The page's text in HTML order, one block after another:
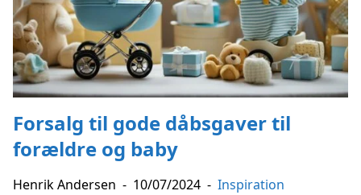
Forsalg til gode dåbsgaver til
forældre og baby
Henrik Andersen - 10/07/2024 - Inspiration